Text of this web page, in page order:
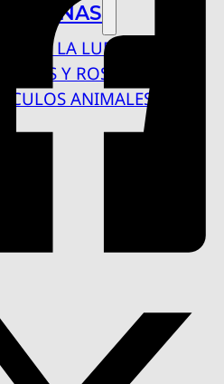
BAJO LA LUPA
Y ROSTROS
ANIMALES